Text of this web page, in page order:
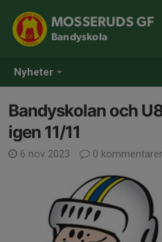
Nyheter
MOSSERUDS GF
Bandyskola
Bandyskolan och
igen 11/11
6 nov 2023 0 kommentarer